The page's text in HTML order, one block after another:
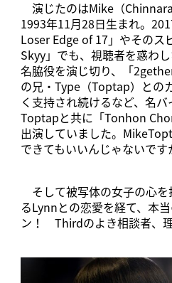
演じたのはMike（
1993年11月28日生まれ。
Loser Edge of 17」やそのス
Skyy」でも、視聴者を惑わ
名脇役を演じ切り、「
の兄・Type（Toptap）との
く支持され続けるなど、名
Toptapと共に「Tonhon
出演していました。
できてもいいんじゃないで
そして被写体の女子の心
るLynnとの恋愛を経て、本
ン！ Thirdのよき相談者、理